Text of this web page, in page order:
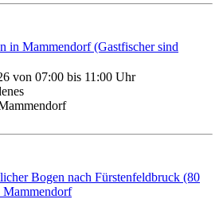
in Mammendorf (Gastfischer sind
von 07:00 bis 11:00 Uhr
Bogen nach Fürstenfeldbruck (80